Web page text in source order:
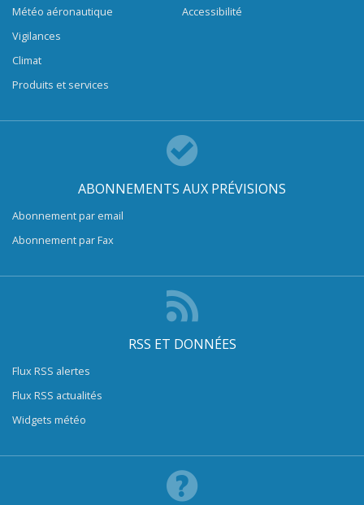
Météo aéronautique
Vigilances
Climat
Produits et services
Accessibilité
ABONNEMENTS AUX PRÉVISIONS
Abonnement par email
Abonnement par Fax
RSS ET DONNÉES
Flux RSS alertes
Flux RSS actualités
Widgets météo